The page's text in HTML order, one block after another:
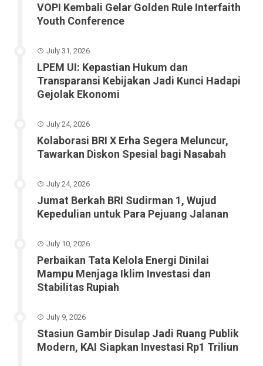
VOPI Kembali Gelar Golden Rule Interfaith
Youth Conference
July 31, 2026
LPEM UI: Kepastian Hukum dan
Transparansi Kebijakan Jadi Kunci Hadapi
Gejolak Ekonomi
July 24, 2026
Kolaborasi BRI X Erha Segera Meluncur,
Tawarkan Diskon Spesial bagi Nasabah
July 24, 2026
Jumat Berkah BRI Sudirman 1, Wujud
Kepedulian untuk Para Pejuang Jalanan
July 10, 2026
Perbaikan Tata Kelola Energi Dinilai
Mampu Menjaga Iklim Investasi dan
Stabilitas Rupiah
July 9, 2026
Stasiun Gambir Disulap Jadi Ruang Publik
Modern, KAI Siapkan Investasi Rp1 Triliun